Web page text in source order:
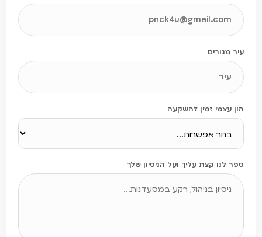
עיר מגורים
הון עצמי זמין להשקעה
ספר לנו קצת עליך ועל הניסיון שלך